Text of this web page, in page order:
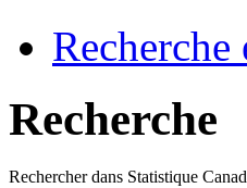
Recherche
Recherche
Rechercher dans Statistique